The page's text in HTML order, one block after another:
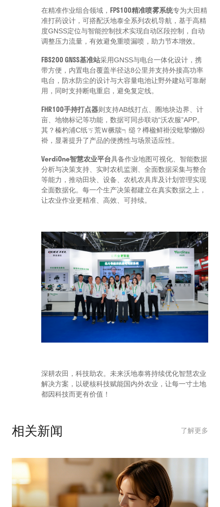
在精准作业组合领域， FPS100精准喷雾系统专为大田精
准打药设计，可搭配沃地泰全系列农机导航，基于高精
度GNSS定位与智能控制技术实现自动区段控制，自动
调整压力流量，有效避免重喷漏喷，助力节本增效。
FBS200 GNSS基准站采用GNSS与电台一体化设计，携
带方便，内置电台覆盖半径达8公里并支持外接高功率
电台，防水防尘的设计与大容量电池让野外建站可靠耐
用，同时支持断电重启，避免复定线。
FHR100手持打点器则支持AB线打点、圈地块边界、计
亩、地物标记等功能，数据可同步联动“沃农服”APP。
其？榛杓浦С纸ㄎ荒Ｗ橛牍┑缒？樽楹鲜褂没蚍挚懒⑹
褂，显著提升了产品的便携性与场景适应性。
VerdiOne智慧农业平台具备作业地图可视化、智能数据
分析与决策支持、实时农机监测、全面数据采集与整合
等能力，推动田块、设备、农机农具库及计划管理实现
全面数据化。每一个生产决策都建立在真实数据之上，
让农业作业更精准、高效、可持续。
深耕农田，科技助农。未来沃地泰将持续优化智慧农业
解决方案，以硬核科技赋能国内外农业，让每一寸土地
都因科技而更有价值！
相关新闻 了解更多